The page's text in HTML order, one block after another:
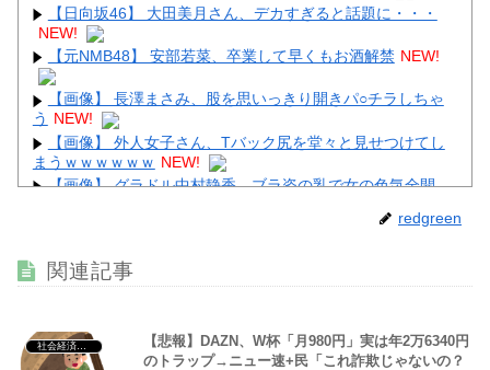
【日向坂46】 大田美月さん、デカすぎると話題に・・・
NEW!
【元NMB48】 安部若菜、卒業して早くもお酒解禁 NEW!
【画像】 長澤まさみ、股を思いっきり開きパ○チラしちゃ
う NEW!
【画像】 外人女子さん、Tバック尻を堂々と見せつけてし
まうｗｗｗｗｗｗ NEW!
【画像】 グラドル中村静香、ブラ姿の乳で女の色気全開
NEW!
が話題騒然となってしまうｗｗｗｗｗｗ
redgreen
関連記事
社会経済・政治
【悲報】DAZN、W杯「月980円」実は年2万6340円
のトラップ→ニュー速+民「これ詐欺じゃないの？